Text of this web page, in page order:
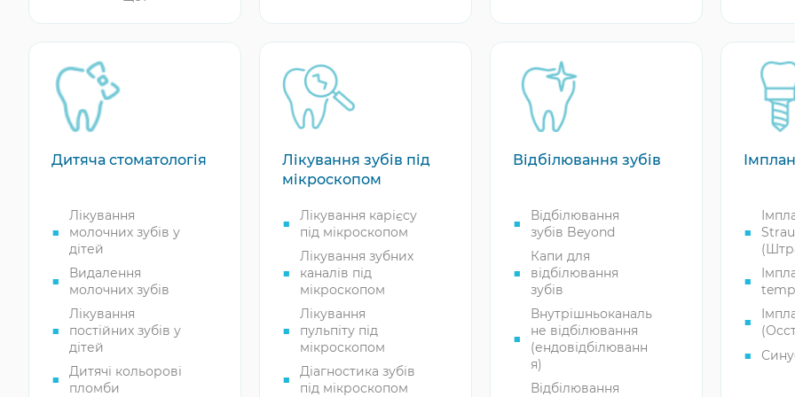
Протезування
жувальних зубів
Протезування
верхніх зубів
Протезування
Протезування
зуба після
видалення
ясен
Консультація
пародонтолога
зубів
зубів
зуба
Дитяча стоматологія
Лікування
молочних зубів у
дітей
Видалення
молочних зубів
Лікування
постійних зубів у
дітей
Дитячі кольорові
пломби
Лікування зубів під
мікроскопом
Лікування карієсу
під мікроскопом
Лікування зубних
каналів під
мікроскопом
Лікування
пульпіту під
мікроскопом
Діагностика зубів
під мікроскопом
Відбілювання зубів
Відбілювання
зубів Beyond
Капи для
відбілювання
зубів
Внутрішньоканаль
не відбілювання
(ендовідбілюванн
я)
Відбілювання